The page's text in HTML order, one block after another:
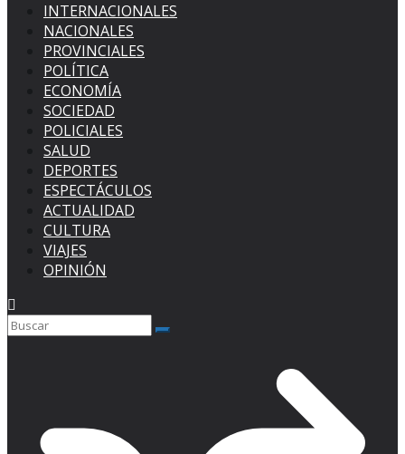
INTERNACIONALES
NACIONALES
PROVINCIALES
POLÍTICA
ECONOMÍA
SOCIEDAD
POLICIALES
SALUD
DEPORTES
ESPECTÁCULOS
ACTUALIDAD
CULTURA
VIAJES
OPINIÓN